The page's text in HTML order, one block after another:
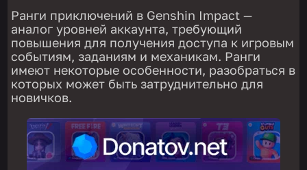
Ранги приключений в Genshin Impact —
аналог уровней аккаунта, требующий
повышения для получения доступа к игровым
событиям, заданиям и механикам. Ранги
имеют некоторые особенности, разобраться в
которых может быть затруднительно для
новичков.